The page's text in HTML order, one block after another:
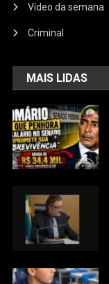
Vídeo da semana
Criminal
MAIS LIDAS